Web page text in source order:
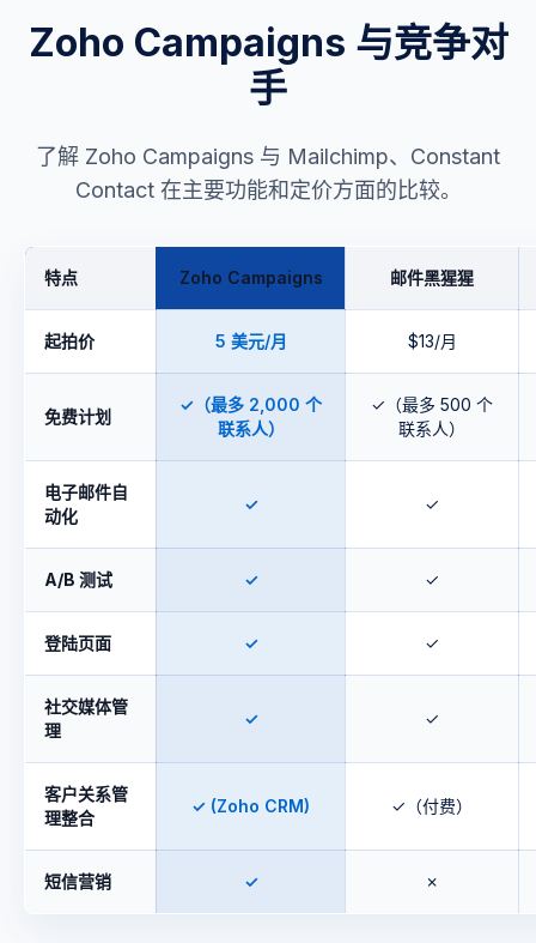
Zoho Campaigns 与竞争对
手
了解 Zoho Campaigns 与 Mailchimp、Constant
Contact 在主要功能和定价方面的比较。
特点 Zoho Campaigns 邮件黑猩猩
起拍价 5 美元/月 $13/月
免费计划
✓（最多 2,000 个
联系人）
✓（最多 500 个
联系人）
电子邮件自
动化
✓ ✓
A/B 测试 ✓ ✓
登陆页面 ✓ ✓
社交媒体管
理
✓ ✓
客户关系管
理整合
✓ (Zoho CRM) ✓（付费）
短信营销 ✓ ✗